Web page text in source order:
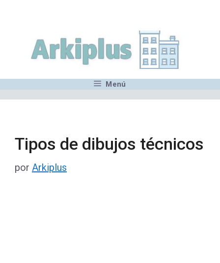
contenido
Menú
Tipos de dibujos técnicos
por Arkiplus